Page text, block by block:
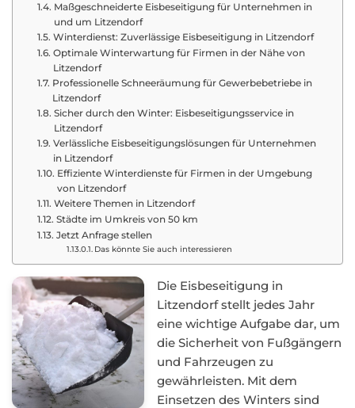
Maßgeschneiderte Eisbeseitigung für Unternehmen in
und um Litzendorf
Winterdienst: Zuverlässige Eisbeseitigung in Litzendorf
Optimale Winterwartung für Firmen in der Nähe von
Litzendorf
Professionelle Schneeräumung für Gewerbebetriebe in
Litzendorf
Sicher durch den Winter: Eisbeseitigungsservice in
Litzendorf
Verlässliche Eisbeseitigungslösungen für Unternehmen
in Litzendorf
Effiziente Winterdienste für Firmen in der Umgebung
von Litzendorf
Weitere Themen in Litzendorf
Städte im Umkreis von 50 km
Jetzt Anfrage stellen
Das könnte Sie auch interessieren
Die Eisbeseitigung in
Litzendorf stellt jedes Jahr
eine wichtige Aufgabe dar, um
die Sicherheit von Fußgängern
und Fahrzeugen zu
gewährleisten. Mit dem
Einsetzen des Winters sind